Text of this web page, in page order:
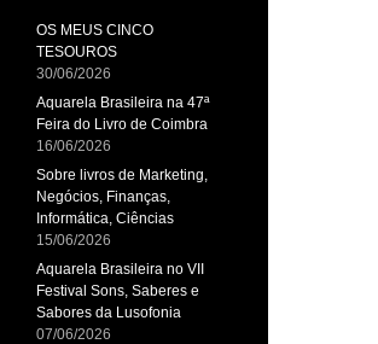
OS MEUS CINCO
TESOUROS
30/06/2026
Aquarela Brasileira na 47ª
Feira do Livro de Coimbra
16/06/2026
Sobre livros de Marketing,
Negócios, Finanças,
Informática, Ciências
15/06/2026
Aquarela Brasileira no VII
Festival Sons, Saberes e
Sabores da Lusofonia
07/06/2026